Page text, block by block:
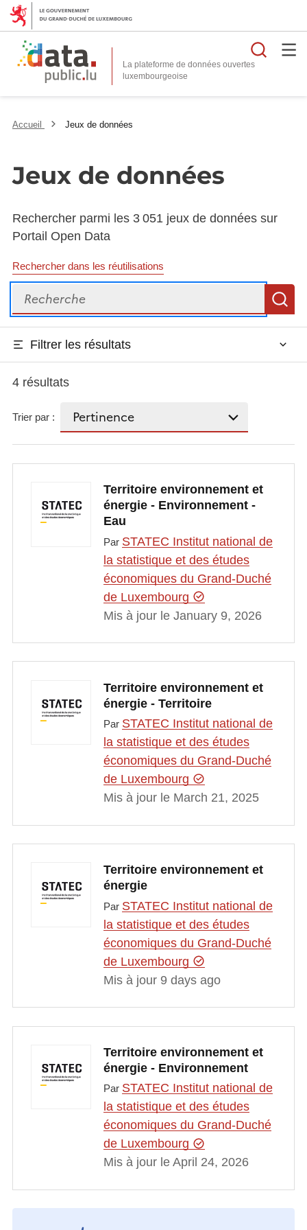
La plateforme de données ouvertes
Accueil Jeux de données
Jeux de données
Rechercher parmi les 3 051 jeux de données sur
Portail Open Data
Rechercher dans les réutilisations
Recherche
Filtrer les résultats
4 résultats
Trier par :
Territoire environnement et
énergie - Environnement -
Eau
Par STATEC Institut national de
la statistique et des études
économiques du Grand-Duché
de Luxembourg
Mis à jour le January 9, 2026
Territoire environnement et
énergie - Territoire
Par STATEC Institut national de
la statistique et des études
économiques du Grand-Duché
de Luxembourg
Mis à jour le March 21, 2025
Territoire environnement et
énergie
Par STATEC Institut national de
la statistique et des études
économiques du Grand-Duché
de Luxembourg
Mis à jour 9 days ago
Territoire environnement et
énergie - Environnement
Par STATEC Institut national de
la statistique et des études
économiques du Grand-Duché
de Luxembourg
Mis à jour le April 24, 2026